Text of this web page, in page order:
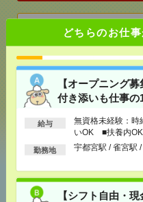
どちらのお仕
【オープニング
付き添いも仕事の
給与
無資格未経験：
いOK ■扶養内
以上
勤務地 宇都宮駅 / 雀宮駅
【シフト自由・
メール
シェア
あなたの閲覧履
おすす